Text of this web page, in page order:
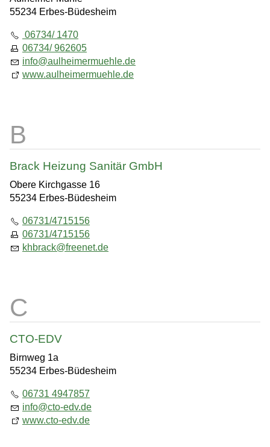
55234 Erbes-Büdesheim
06734/ 1470
06734/ 962605
info@aulheimermuehle.de
www.aulheimermuehle.de
Brack Heizung Sanitär GmbH
Obere Kirchgasse 16
55234 Erbes-Büdesheim
06731/4715156
06731/4715156
khbrack@freenet.de
CTO-EDV
Birnweg 1a
55234 Erbes-Büdesheim
06731 4947857
info@cto-edv.de
www.cto-edv.de